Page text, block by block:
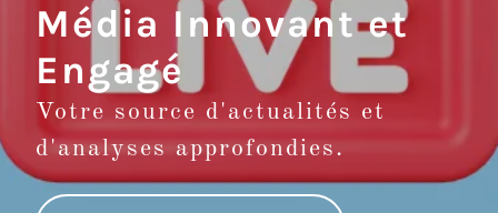
Média Innovant et
Engagé
Votre source d'actualités et
d'analyses approfondies.